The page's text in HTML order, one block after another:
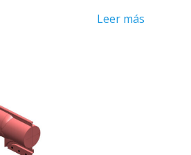
Leer más